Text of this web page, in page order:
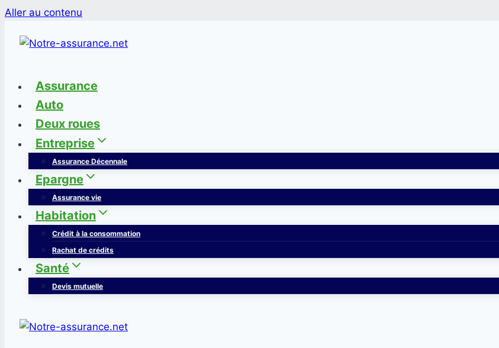
Aller au contenu
Assurance
Auto
Deux roues
Entreprise
Assurance Décennale
Epargne
Assurance vie
Habitation
Crédit à la consommation
Rachat de crédits
Santé
Devis mutuelle